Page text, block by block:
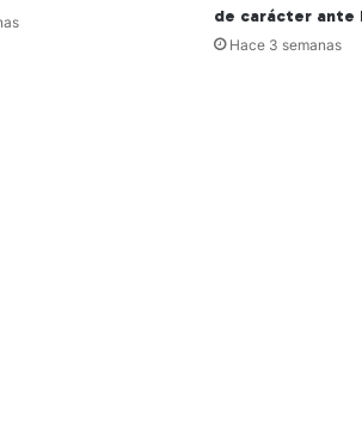
de carácter ante
Hace 3 semanas